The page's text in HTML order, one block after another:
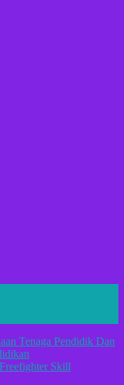
Tenaga Pendidik Dan
Skill